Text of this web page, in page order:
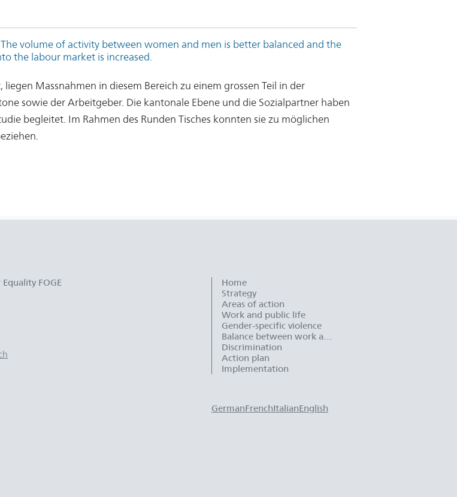
The volume of activity between women and men is better balanced and the
the labour market is increased.
Massnahmen in diesem Bereich zu einem grossen Teil in der
sowie der Arbeitgeber. Die kantonale Ebene und die Sozialpartner haben
begleitet. Im Rahmen des Runden Tisches konnten sie zu möglichen
FOGE
Home
Strategy
Areas of action
Work and public life
Gender-specific violence
Balance between work and family life
Discrimination
Action plan
Implementation
GermanFrenchItalianEnglish